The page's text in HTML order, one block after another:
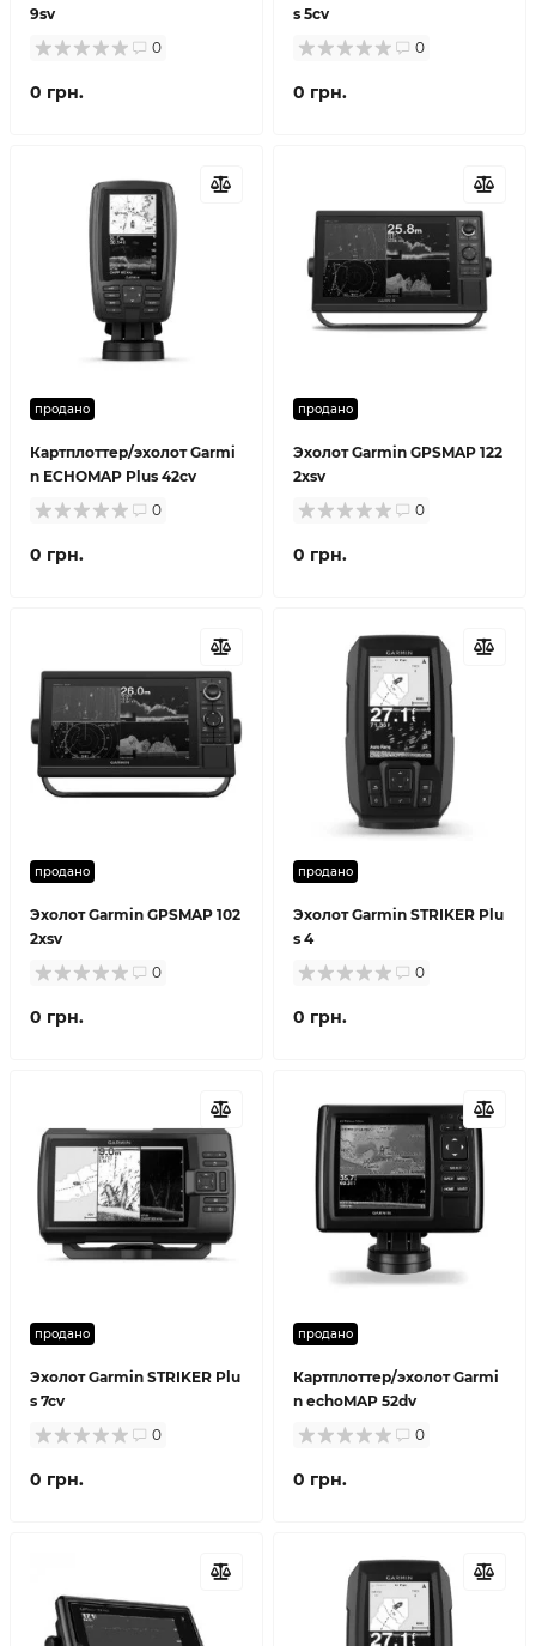
9sv
0
0 грн.
s 5cv
0
0 грн.
продано
Картплоттер/эхолот Garmi
n ECHOMAP Plus 42cv
0
0 грн.
продано
Эхолот Garmin GPSMAP 122
2xsv
0
0 грн.
продано
Эхолот Garmin GPSMAP 102
2xsv
0
0 грн.
продано
Эхолот Garmin STRIKER Plu
s 4
0
0 грн.
продано
Эхолот Garmin STRIKER Plu
s 7cv
0
0 грн.
продано
Картплоттер/эхолот Garmi
n echoMAP 52dv
0
0 грн.